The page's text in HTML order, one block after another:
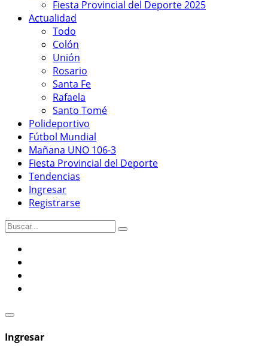
Fiesta Provincial del Deporte 2025
Actualidad
Todo
Colón
Unión
Rosario
Santa Fe
Rafaela
Santo Tomé
Polideportivo
Fútbol Mundial
Mañana UNO 106-3
Fiesta Provincial del Deporte
Tendencias
Ingresar
Registrarse
Ingresar